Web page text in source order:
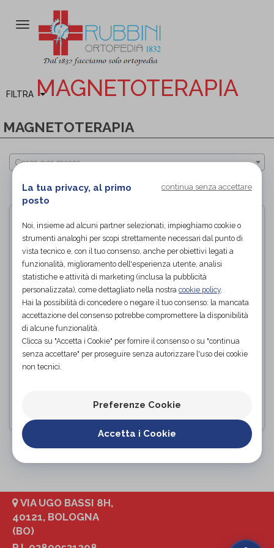
Attiva/disattiva
FILTRA MAGNETOTERAPIA
MAGNETOTERAPIA
Cerca per marca
PAGINA 1 DI 1
Magnum 2500 - Magnetoterapia
PROVA E ACQUISTA IN NEGOZIO
PAGINA 1 DI 1
VIA UGO BASSI 8H,
40121, BOLOGNA
(BO)
La tua privacy, al primo
posto
continua senza accettare
Noi, insieme ad alcuni partner selezionati, impieghiamo cookie o
strumenti analoghi per scopi strettamente necessari dal punto di
vista tecnico e, con il tuo consenso, anche per obiettivi legati a
funzionalità, miglioramento dell'esperienza utente, analisi
statistiche e attività di marketing (inclusa la pubblicità
personalizzata), come dettagliato nella nostra cookie policy.
Hai la possibilità di concedere o negare il tuo consenso: la mancata
accettazione del consenso potrebbe compromettere la disponibilità
di alcune funzionalità.
Clicca su "Accetta i Cookie" per fornire il consenso o su "continua
senza accettare" per proseguire senza autorizzare l'uso dei cookie
non tecnici.
Preferenze Cookie
Accetta i Cookie